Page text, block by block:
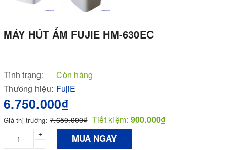
MÁY HÚT ẨM FUJIE HM-630EC
Tình trạng:
Còn hàng
Thương hiệu: FujiE
6.750.000₫
Giá thị trường: 7.650.000₫ Tiết kiệm: 900.000₫
+
–
MUA NGAY